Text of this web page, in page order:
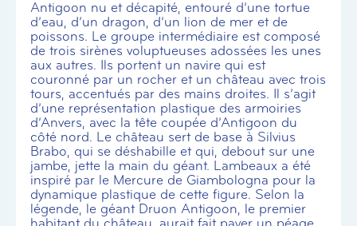
Antigoon nu et décapité, entouré d’une tortue
d’eau, d’un dragon, d’un lion de mer et de
poissons. Le groupe intermédiaire est composé
de trois sirènes voluptueuses adossées les unes
aux autres. Ils portent un navire qui est
couronné par un rocher et un château avec trois
tours, accentués par des mains droites. Il s’agit
d’une représentation plastique des armoiries
d’Anvers, avec la tête coupée d’Antigoon du
côté nord. Le château sert de base à Silvius
Brabo, qui se déshabille et qui, debout sur une
jambe, jette la main du géant. Lambeaux a été
inspiré par le Mercure de Giambologna pour la
dynamique plastique de cette figure. Selon la
légende, le géant Druon Antigoon, le premier